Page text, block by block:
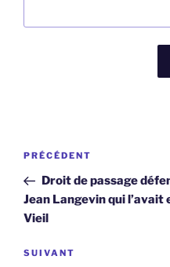
Navigation
l’article
Article
précédent
PRÉCÉDENT
Droit de passage
Jean Langevin qui
Vieil
Article
SUIVANT